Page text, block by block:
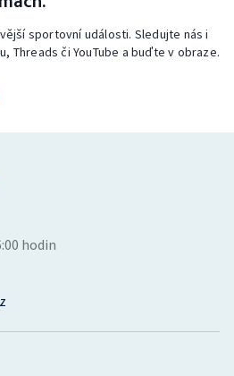
sportovní události. Sledujte nás i
Threads či YouTube a buďte v obraze.
hodin